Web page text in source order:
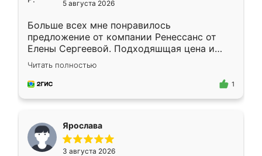
5 августа 2026
Больше всех мне понравилось
предложение от компании Ренессанс от
Елены Сергеевой. Подходяшщая цена и
короткие сроки изготовления. Приехавший
для замера сотрудник Владислав
предложил по моему эскизу самый
Читать полностью
1
Ярослава
3 августа 2026